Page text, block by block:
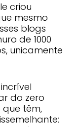
criou
mesmo
blogs
de 1000
unicamente
do zero
têm,